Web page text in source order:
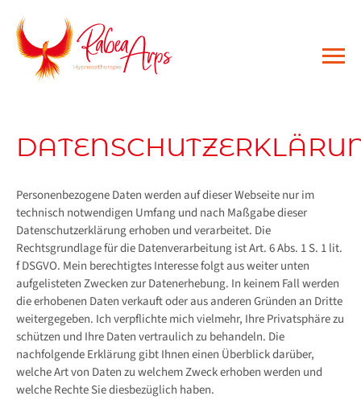
Personenbezogene Daten werden auf dieser Webseite nur im
technisch notwendigen Umfang und nach Maßgabe dieser
Datenschutzerklärung erhoben und verarbeitet. Die
Rechtsgrundlage für die Datenverarbeitung ist Art. 6 Abs. 1 S. 1 lit.
f DSGVO. Mein berechtigtes Interesse folgt aus weiter unten
aufgelisteten Zwecken zur Datenerhebung. In keinem Fall werden
die erhobenen Daten verkauft oder aus anderen Gründen an Dritte
weitergegeben. Ich verpflichte mich vielmehr, Ihre Privatsphäre zu
schützen und Ihre Daten vertraulich zu behandeln. Die
nachfolgende Erklärung gibt Ihnen einen Überblick darüber,
welche Art von Daten zu welchem Zweck erhoben werden und
welche Rechte Sie diesbezüglich haben.